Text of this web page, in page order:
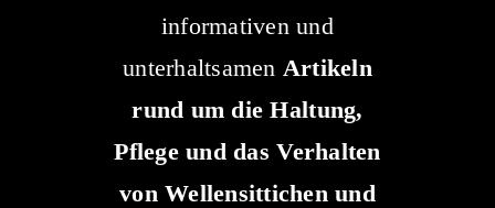
informativen und
unterhaltsamen Artikeln
rund um die Haltung,
Pflege und das Verhalten
von Wellensittichen und